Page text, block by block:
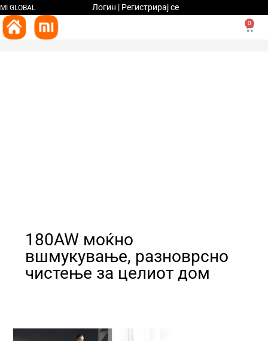
MI GLOBAL Логин | Регистрирај се
0
180AW моќно
вшмукување, разноврсно
чистење за целиот дом